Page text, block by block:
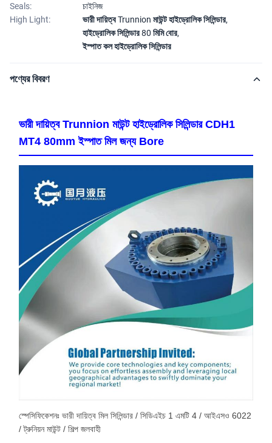
Seals:
চাইনিজ
High Light:
ভারী দায়িত্ব Trunnion মাউন্ট হাইড্রোলিক সিলিন্ডার,
হাইড্রোলিক সিলিন্ডার 80 মিমি বোর,
ইস্পাত কল হাইড্রোলিক সিলিন্ডার
পণ্যের বিবরণ
ভারী দায়িত্ব Trunnion মাউন্ট হাইড্রোলিক সিলিন্ডার CDH1
MT4 80mm ইস্পাত মিল জন্য Bore
স্পেসিফিকেশনঃ ভারী দায়িত্ব মিল সিলিন্ডার / সিডিএইচ 1 এমটি 4 / আইএসও 6022
/ ট্রুনিয়ন মাউন্ট / শিল্প জলবাহী